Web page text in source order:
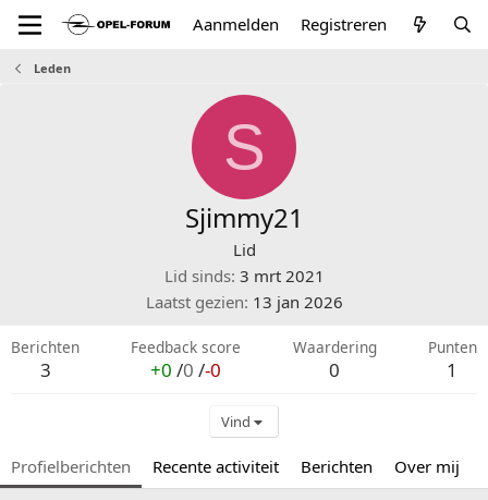
Aanmelden Registreren
Leden
S
Sjimmy21
Lid
Lid sinds 3 mrt 2021
Laatst gezien 13 jan 2026
Berichten
3
Feedback score
+0 /0 /-0
Waardering
0
Punten
1
Vind
Profielberichten Recente activiteit Berichten Over mij